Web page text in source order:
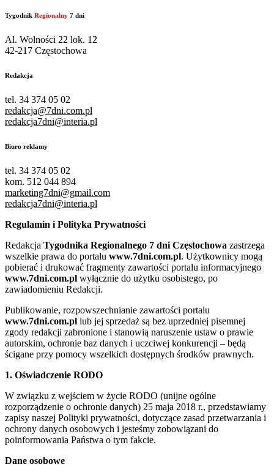
Tygodnik Regionalny 7 dni
Al. Wolności 22 lok. 12
42-217 Częstochowa
Redakcja
tel. 34 374 05 02
redakcja@7dni.com.pl
redakcja7dni@interia.pl
Biuro reklamy
tel. 34 374 05 02
kom. 512 044 894
marketing7dni@gmail.com
redakcja7dni@interia.pl
Regulamin i Polityka Prywatności
Redakcja Tygodnika Regionalnego 7 dni Częstochowa zastrzega
wszelkie prawa do portalu www.7dni.com.pl. Użytkownicy mogą
pobierać i drukować fragmenty zawartości portalu informacyjnego
www.7dni.com.pl wyłącznie do użytku osobistego, po
zawiadomieniu Redakcji.
Publikowanie, rozpowszechnianie zawartości portalu
www.7dni.com.pl lub jej sprzedaż są bez uprzedniej pisemnej
zgody redakcji zabronione i stanowią naruszenie ustaw o prawie
autorskim, ochronie baz danych i uczciwej konkurencji – będą
ścigane przy pomocy wszelkich dostępnych środków prawnych.
1. Oświadczenie RODO
W związku z wejściem w życie RODO (unijne ogólne
rozporządzenie o ochronie danych) 25 maja 2018 r., przedstawiamy
zapisy naszej Polityki prywatności, dotyczące zasad przetwarzania i
ochrony danych osobowych i jesteśmy zobowiązani do
poinformowania Państwa o tym fakcie.
Dane osobowe